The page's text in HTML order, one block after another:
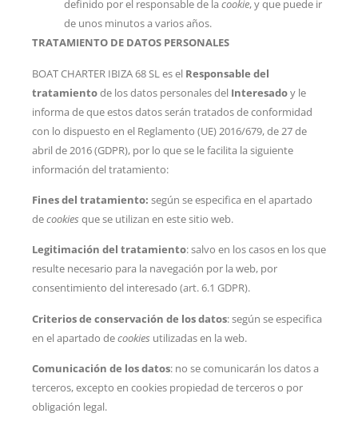
definido por el responsable de la cookie, y que puede ir
de unos minutos a varios años.
TRATAMIENTO DE DATOS PERSONALES
BOAT CHARTER IBIZA 68 SL es el Responsable del
tratamientode los datos personales del Interesadoy le
informa de que estos datos serán tratados de conformidad
con lo dispuesto en el Reglamento (UE) 2016/679, de 27 de
abril de 2016 (GDPR), por lo que se le facilita la siguiente
información del tratamiento:
Fines del tratamiento: según se especifica en el apartado
decookies que se utilizan en este sitio web.
Legitimación del tratamiento: salvo en los casos en los que
resulte necesario para la navegación por la web, por
consentimiento del interesado (art. 6.1 GDPR).
Criterios de conservación de los datos: según se especifica
en el apartado decookies utilizadas en la web.
Comunicación de los datos: no se comunicarán los datos a
terceros, excepto en cookies propiedad de terceros o por
obligación legal.